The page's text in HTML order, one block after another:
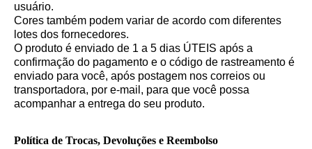
usuário.
Cores também podem variar de acordo com diferentes
lotes dos fornecedores.
O produto é enviado de 1 a 5 dias ÚTEIS após a
confirmação do pagamento e o código de rastreamento é
enviado para você, após postagem nos correios ou
transportadora, por e-mail, para que você possa
acompanhar a entrega do seu produto.
Política de Trocas, Devoluções e Reembolso